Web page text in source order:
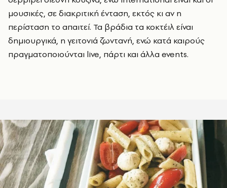
µουσικές, σε διακριτική ένταση, εκτός κι αν η
περίσταση το απαιτεί. Τα βράδια τα κοκτέιλ είναι
δηµιουργικά, η γειτονιά ζωντανή, ενώ κατά καιρούς
πραγµατοποιούνται live, πάρτι και άλλα events.